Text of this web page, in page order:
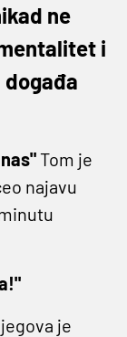
ne
i
događa
Tom je
najavu
je